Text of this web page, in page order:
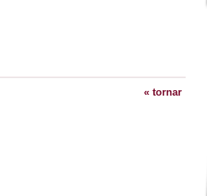
« tornar